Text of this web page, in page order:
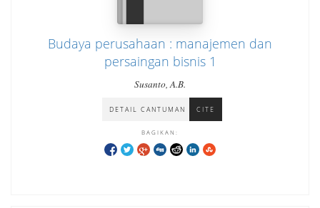
Budaya perusahaan : manajemen dan
persaingan bisnis 1
Susanto, A.B.
DETAIL CANTUMAN CITE
BAGIKAN: